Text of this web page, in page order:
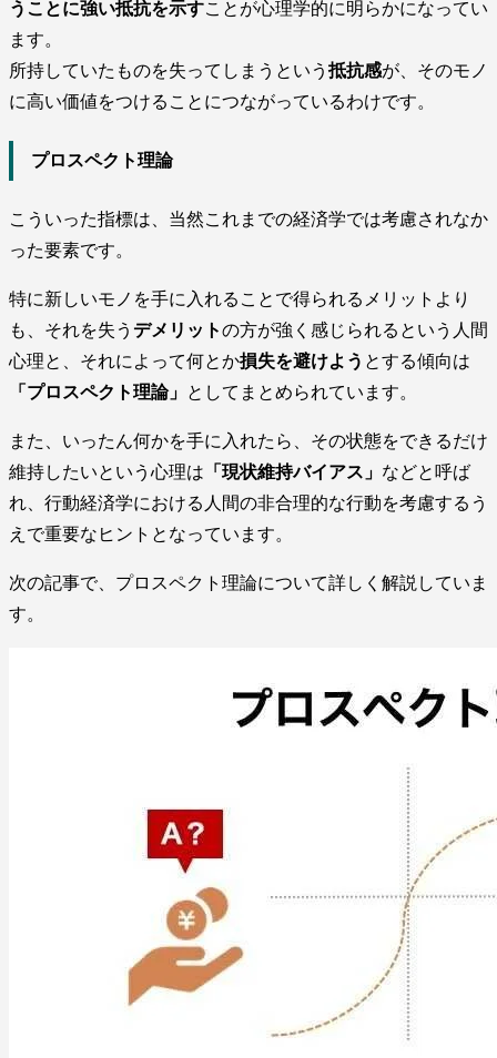
うことに強い抵抗を示すことが心理学的に明らかになってい
ます。
所持していたものを失ってしまうという 抵抗感が、そのモノ
に高い価値をつけることにつながっているわけです。
プロスペクト理論
こういった指標は、当然これまでの経済学では考慮されなか
った要素です。
特に新しいモノを手に入れることで得られるメリットより
も、それを失う デメリットの方が強く感じられるという人間
心理と、それによって何とか損失を避けよう とする傾向は
「プロスペクト理論」 としてまとめられています。
また、いったん何かを手に入れたら、その状態をできるだけ
維持したいという心理は 「現状維持バイアス」 などと呼ば
れ、行動経済学における人間の非合理的な行動を考慮するう
えで重要なヒントとなっています。
次の記事で、プロスペクト理論について詳しく解説していま
す。